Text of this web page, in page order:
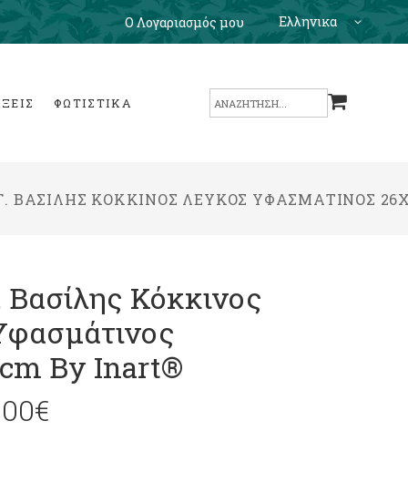
Ο Λογαριασμός μου Ελληνικα
ΦΩΤΙΣΤΙΚΑ
Search
ΒΑΣΊΛΗΣ ΚΌΚΚΙΝΟΣ ΛΕΎΚΟΣ ΥΦΑΣΜΆΤΙΝΟΣ
Κόκκινος
By Inart®
€